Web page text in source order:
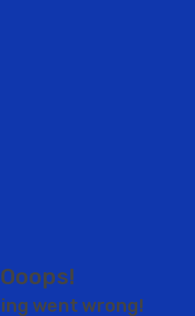
Ooops!
ing went wrong!